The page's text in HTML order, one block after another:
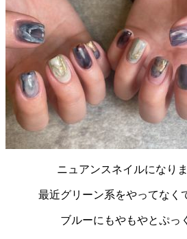
ニュアンスネイルになり
最近グリーン系をやってなく
ブルーにもやもやとぷっ